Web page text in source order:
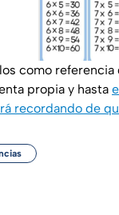
como referencia
propia y hasta
recordando de